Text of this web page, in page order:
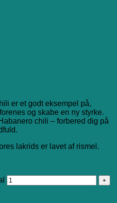
er et godt eksempel på,
og skabe en ny styrke.
chili – forbered dig på
lakrids er lavet af rismel.